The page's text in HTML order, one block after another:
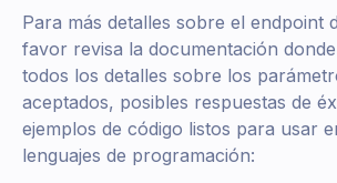
Para más detalles sobre el endpoint
favor revisa la documentación
todos los detalles sobre los
aceptados, posibles respuestas de
ejemplos de código listos para usar
lenguajes de programación: